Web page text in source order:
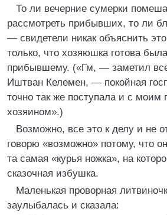
То ли вечерние сумерки
рассмотреть прибывших, то ли
― свидетели никак объяснить
только, что хозяюшка готова
прибывшему. («Гм, ― заметил
Иштван Келемен, ― покойная
точно так же поступала и с моим
хозяином».)
Возможно, все это к делу и не
говорю «возможно» потому, что
та самая «курья ножка», на
сказочная избушка.
Маленькая проворная
заулыбалась и сказала: